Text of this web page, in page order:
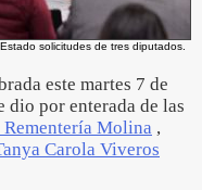
solicitudes de tres diputados.
este martes 7 de
dio por enterada de las
Molina ,
Carola Viveros